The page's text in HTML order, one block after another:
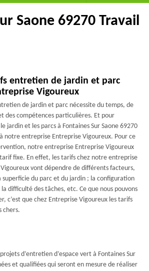
Saone 69270 Travail
entretien de jardin et parc
Vigoureux
de jardin et parc nécessite du temps, de
des compétences particulières. Et pour
jardin et les parcs à Fontaines Sur Saone 69270
notre entreprise Entreprise Vigoureux. Pour ce
notre entreprise Entreprise Vigoureux
tarif fixe. En effet, les tarifs chez notre entreprise
vont dépendre de différents facteurs,
superficie du parc et du jardin ; la configuration
difficulté des tâches, etc. Ce que nous pouvons
c’est que chez Entreprise Vigoureux les tarifs
chers.
d’entretien d’espace vert à Fontaines Sur
et qualifiées qui seront en mesure de réaliser